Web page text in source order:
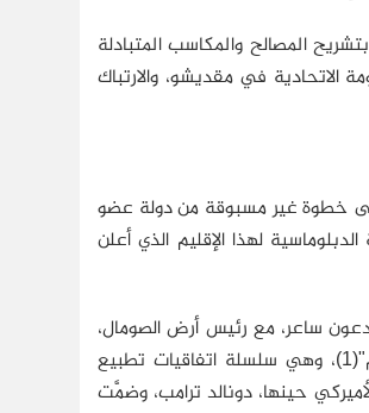
المصالح والمكاسب المتبادلة
الاتحادية في مقديشو، والارتباك
إسرائيل على خطوة غير مسبوقة من دولة عضو
لهذا الإقليم الذي أعلن
جدعون ساعر، مع رئيس أرض الصومال،
عبد الرحمن محمد عبد الله (عيرو)، في خطوة وصفها نتنياهو بأنها مرتبطة بـ"روح اتفاقيات أبراهام"(1)، وهي سلسلة اتفاقيات تطبيع
من عام 2020 برعاية مباشرة من الرئيس الأميركي حينها، دونالد ترامب، وضمَّت